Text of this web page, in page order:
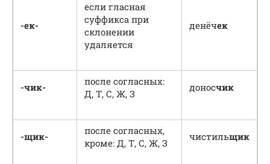
-ек-
если гласная
суффикса при
склонении
удаляется
денёчек
-чик-
после согласных:
Д, Т, С, Ж, З
доносчик
-щик-
после согласных,
кроме: Д, Т, С, Ж, З
чистильщик